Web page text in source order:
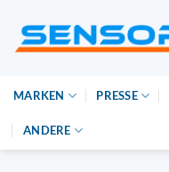
Inhalt
springen
MARKEN PRESSE
ANDERE